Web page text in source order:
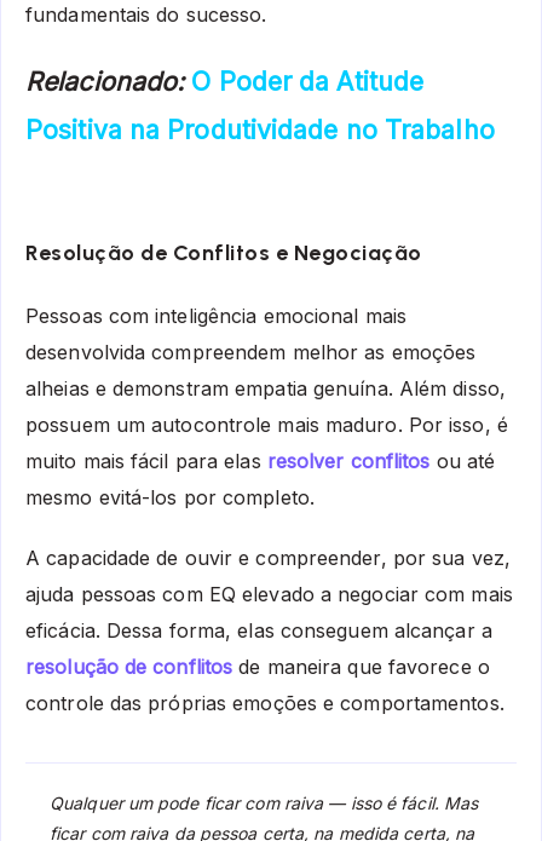
fundamentais do sucesso.
Relacionado: O Poder da Atitude
Positiva na Produtividade no Trabalho
Resolução de Conflitos e Negociação
Pessoas com inteligência emocional mais
desenvolvida compreendem melhor as emoções
alheias e demonstram empatia genuína. Além disso,
possuem um autocontrole mais maduro. Por isso, é
muito mais fácil para elas resolver conflitos ou até
mesmo evitá-los por completo.
A capacidade de ouvir e compreender, por sua vez,
ajuda pessoas com EQ elevado a negociar com mais
eficácia. Dessa forma, elas conseguem alcançar a
resolução de conflitos de maneira que favorece o
controle das próprias emoções e comportamentos.
Qualquer um pode ficar com raiva — isso é fácil. Mas
ficar com raiva da pessoa certa, na medida certa, na